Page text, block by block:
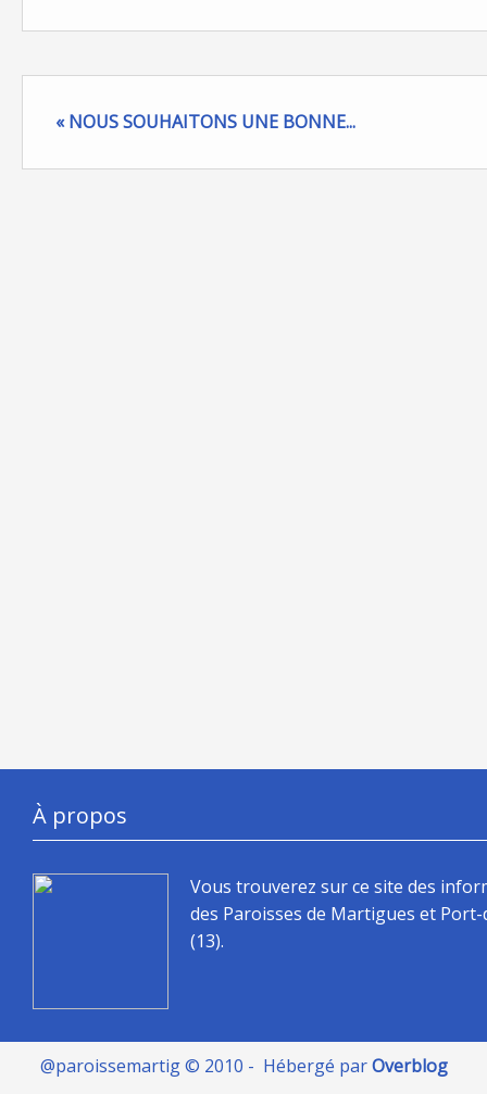
« NOUS SOUHAITONS UNE BONNE...
À propos
Vous trouverez sur ce site des
des Paroisses de Martigues et
(13).
@paroissemartig © 2010 - Hébergé parOverblog